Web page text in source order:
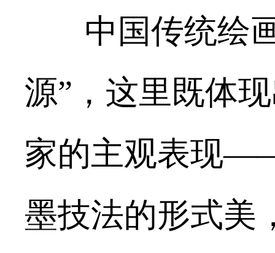
中国传统绘
源”，这里既体
家的主观表现
墨技法的形式美